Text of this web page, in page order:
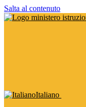
Salta al contenuto
Italiano